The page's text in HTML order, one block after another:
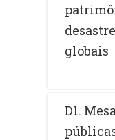
globais
D1.